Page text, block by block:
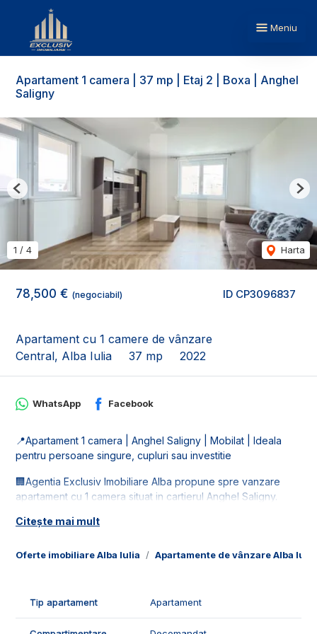
Meniu
Apartament 1 camera | 37 mp | Etaj 2 | Boxa | Anghel
Saligny
ID CP3096837
78,500 € (negociabil)
Apartament cu 1 camere de vânzare
Central, Alba Iulia
37 mp 2022
1 / 4 Harta
Previous
Oferte imobiliare Alba Iulia Apartamente de vânzare Alba Iulia
WhatsApp Facebook
📍Apartament 1 camera | Anghel Saligny | Mobilat | Ideala
pentru persoane singure, cupluri sau investitie
🏢Agentia Exclusiv Imobiliare Alba propune spre vanzare
apartament cu 1 camera situat in cartierul Anghel Saligny.
📐Imobilul este in suprafata de 37 mp utili, fiind compus din:
- 1 baie;
- 1 balcon generos.
Citește mai mult
Tip apartament Apartament